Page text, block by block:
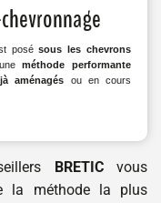
posésous les chevrons
uneméthode performante
aménagés ou en cours
BRETICvous
la méthode la plus